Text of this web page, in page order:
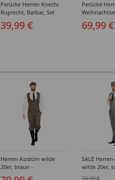
Perücke Herren Knecht
Ruprecht, Barbar, Set
Perücke und Bart,
schwarz
39,99 €
Perücke
Claus, Set
Bart und
69,99 €
Herren-Kostüm wilde
20er, braun -
Verschiedene Größen
SALE
wilde 20er,
-79,99 €